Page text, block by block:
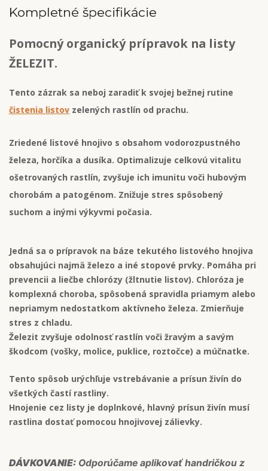
Kompletné špecifikácie
Pomocný organický prípravok na listy
ŽELEZIT.
Tento zázrak sa neboj zaradiť k svojej bežnej rutine
čistenia listov zelených rastlín od prachu.
Zriedené listové hnojivo s obsahom vodorozpustného
železa, horčíka a dusíka. Optimalizuje celkovú vitalitu
ošetrovaných rastlín, zvyšuje ich imunitu voči hubovým
chorobám a patogénom. Znižuje stres spôsobený
suchom a inými výkyvmi počasia.
Jedná sa o prípravok na báze tekutého listového hnojiva
obsahujúci najmä železo a iné stopové prvky. Pomáha pri
prevencii a liečbe chlorózy (žltnutie listov). Chloróza je
komplexná choroba, spôsobená spravidla priamym alebo
nepriamym nedostatkom aktívneho železa. Zmierňuje
stres z chladu.
Železit zvyšuje odolnosť rastlín voči žravým a savým
škodcom (vošky, molice, puklice, roztočce) a múčnatke.
Tento spôsob urýchľuje vstrebávanie a prísun živín do
všetkých častí rastliny.
Hnojenie cez listy je doplnkové, hlavný prísun živín musí
rastlina dostať pomocou hnojivovej zálievky.
DÁVKOVANIE: Odporúčame aplikovať handričkou z